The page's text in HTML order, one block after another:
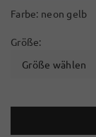
Farbe: neon gelb
Größe:
Größe wählen